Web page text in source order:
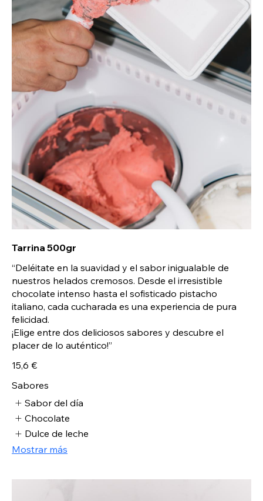
Tarrina 500gr
“Deléitate en la suavidad y el sabor inigualable de
nuestros helados cremosos. Desde el irresistible
chocolate intenso hasta el sofisticado pistacho
italiano, cada cucharada es una experiencia de pura
felicidad.
¡Elige entre dos deliciosos sabores y descubre el
placer de lo auténtico!”
15,6 €
Sabores
Sabor del día
Chocolate
Dulce de leche
Mostrar más